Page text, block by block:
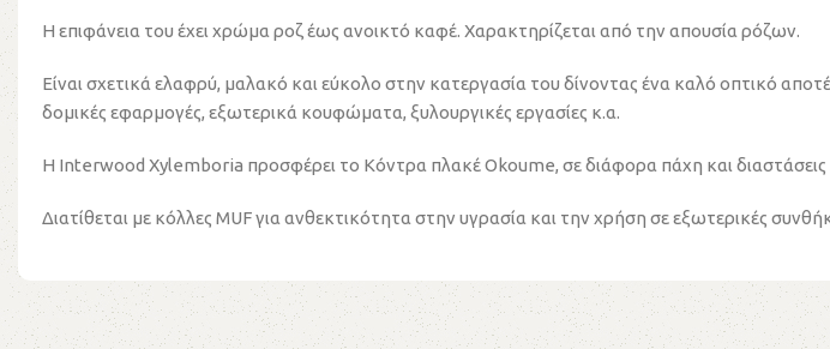
Η επιφάνεια του έχει χρώμα ροζ έως ανοικτό καφέ. Χαρακτηρίζεται από την απουσία ρόζων.
Είναι σχετικά ελαφρύ, μαλακό και εύκολο στην κατεργασία του δίνοντας ένα καλό οπτικό
δομικές εφαρμογές, εξωτερικά κουφώματα, ξυλουργικές εργασίες κ.α.
Η Interwood Xylemboria προσφέρει το Κόντρα πλακέ Okoume, σε διάφορα πάχη και διαστάσεις
Διατίθεται με κόλλες MUF για ανθεκτικότητα στην υγρασία και την χρήση σε εξωτερικές